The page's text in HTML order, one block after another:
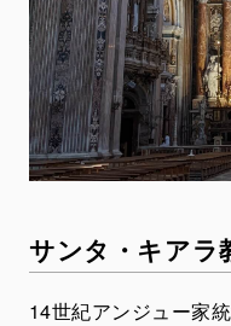
サンタ・キアラ
14世紀アンジュー家